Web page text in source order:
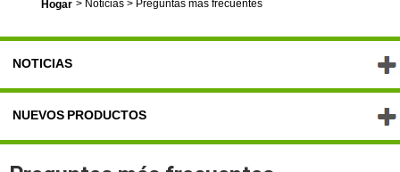
Hogar > Noticias > Preguntas más frecuentes
NOTICIAS
NUEVOS PRODUCTOS